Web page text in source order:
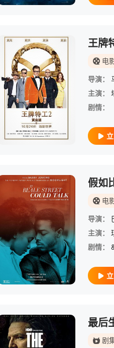
/ 塔伊加·维迪提
吉安卡罗·埃斯波西托 / 艾米莉·斯沃洛
王牌
电
导演：
主演：
剧情：
约瑟夫·奎恩 / 弗雷德·赫辛格 / 德里
假如
电
导演：
主演：
剧情：
最后
剧